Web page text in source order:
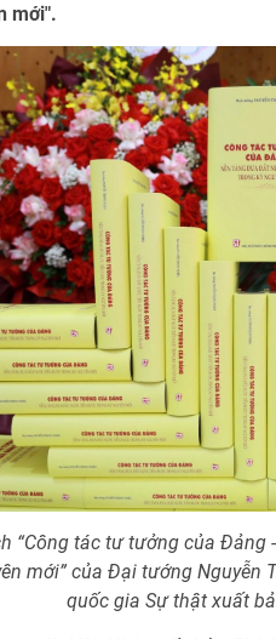
mới".
“Công tác tư tưởng của
mới” của Đại tướng Nguyễn
quốc gia Sự thật xuất